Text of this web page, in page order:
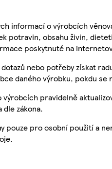
informací o výrobcích
potravin, obsahu živin,
poskytnuté na
nebo potřeby získat
daného výrobku, pokdu se
pravidelně
dle zákona.
pouze pro osobní použití a